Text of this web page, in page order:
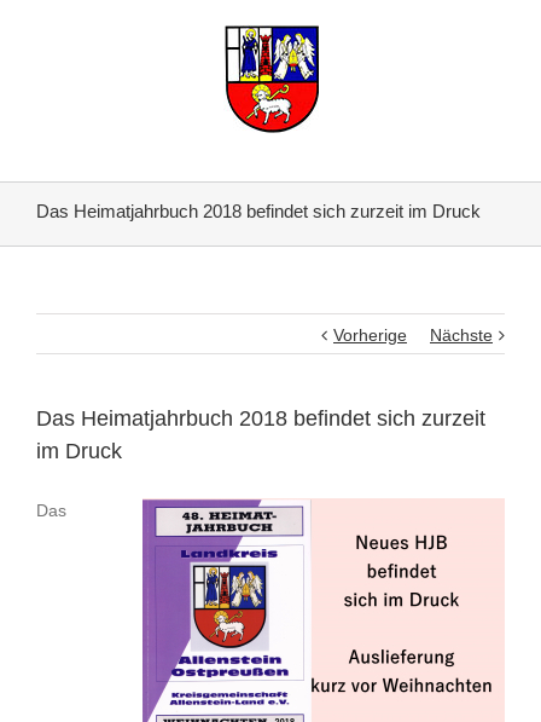
Das Heimatjahrbuch 2018 befindet sich zurzeit im Druck
Vorherige Nächste
Das Heimatjahrbuch 2018 befindet sich zurzeit
im Druck
Das